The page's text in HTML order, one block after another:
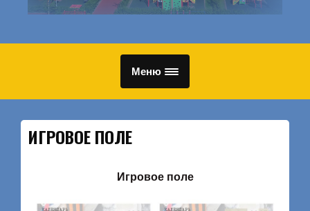
Меню
ИГРОВОЕ ПОЛЕ
Игровое поле